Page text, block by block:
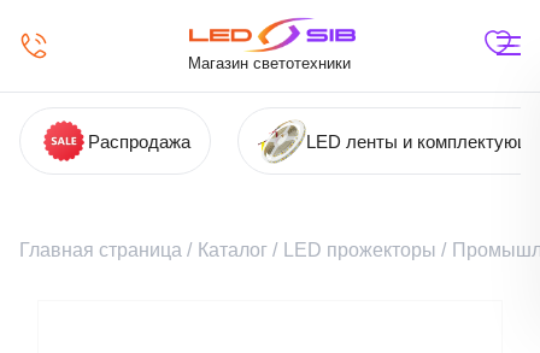
Магазин светотехники
Распродажа LED ленты и
Главная страница / Каталог / LED прожекторы /